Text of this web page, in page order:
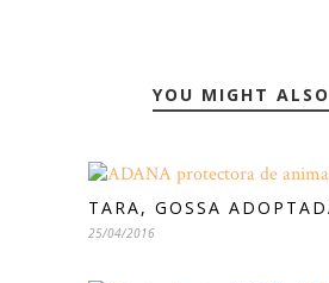
YOU MIGHT
TARA, GOSSA
25/04/2016